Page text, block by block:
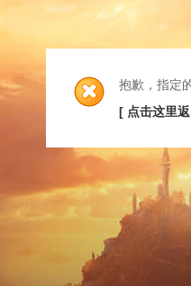
抱歉，指定
[ 点击这里